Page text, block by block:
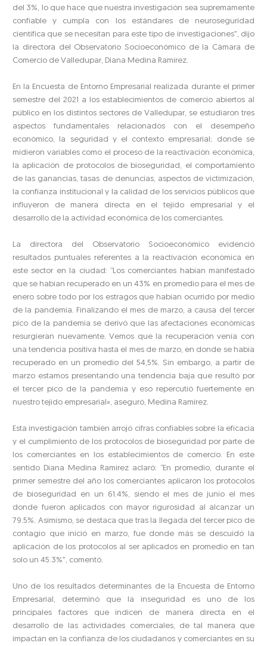
del 3%, lo que hace que nuestra investigación sea supremamente
confiable y cumpla con los estándares de neuroseguridad
científica que se necesitan para este tipo de investigaciones”, dijo
la directora del Observatorio Socioeconómico de la Cámara de
Comercio de Valledupar, Diana Medina Ramírez.
En la Encuesta de Entorno Empresarial realizada durante el primer
semestre del 2021 a los establecimientos de comercio abiertos al
público en los distintos sectores de Valledupar, se estudiaron tres
aspectos fundamentales relacionados con el desempeño
económico, la seguridad y el contexto empresarial; donde se
midieron variables como el proceso de la reactivación económica,
la aplicación de protocolos de bioseguridad, el comportamiento
de las ganancias, tasas de denuncias, aspectos de victimización,
la confianza institucional y la calidad de los servicios públicos que
influyeron de manera directa en el tejido empresarial y el
desarrollo de la actividad económica de los comerciantes.
La directora del Observatorio Socioeconómico evidenció
resultados puntuales referentes a la reactivación económica en
este sector en la ciudad: “Los comerciantes habían manifestado
que se habían recuperado en un 43% en promedio para el mes de
enero sobre todo por los estragos que habían ocurrido por medio
de la pandemia. Finalizando el mes de marzo, a causa del tercer
pico de la pandemia se derivó que las afectaciones económicas
resurgieran nuevamente. Vemos que la recuperación venía con
una tendencia positiva hasta el mes de marzo, en donde se había
recuperado en un promedio del 54,5%. Sin embargo, a partir de
marzo estamos presentando una tendencia baja que resultó por
el tercer pico de la pandemia y eso repercutió fuertemente en
nuestro tejido empresarial», aseguró, Medina Ramírez.
Esta investigación también arrojó cifras confiables sobre la eficacia
y el cumplimiento de los protocolos de bioseguridad por parte de
los comerciantes en los establecimientos de comercio. En este
sentido Diana Medina Ramírez aclaró: “En promedio, durante el
primer semestre del año los comerciantes aplicaron los protocolos
de bioseguridad en un 61.4%, siendo el mes de junio el mes
donde fueron aplicados con mayor rigurosidad al alcanzar un
79.5%. Asimismo, se destaca que tras la llegada del tercer pico de
contagio que inició en marzo, fue donde más se descuidó la
aplicación de los protocolos al ser aplicados en promedio en tan
solo un 45.3%”, comentó.
Uno de los resultados determinantes de la Encuesta de Entorno
Empresarial, determinó que la inseguridad es uno de los
principales factores que indicen de manera directa en el
desarrollo de las actividades comerciales, de tal manera que
impactan en la confianza de los ciudadanos y comerciantes en su